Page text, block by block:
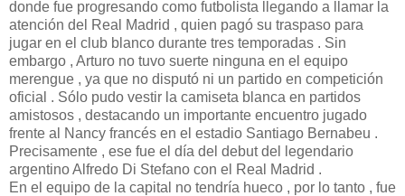
donde fue progresando como futbolista llegando a llamar la
atención del Real Madrid , quien pagó su traspaso para
jugar en el club blanco durante tres temporadas . Sin
embargo , Arturo no tuvo suerte ninguna en el equipo
merengue , ya que no disputó ni un partido en competición
oficial . Sólo pudo vestir la camiseta blanca en partidos
amistosos , destacando un importante encuentro jugado
frente al Nancy francés en el estadio Santiago Bernabeu .
Precisamente , ese fue el día del debut del legendario
argentino Alfredo Di Stefano con el Real Madrid .
En el equipo de la capital no tendría hueco , por lo tanto , fue